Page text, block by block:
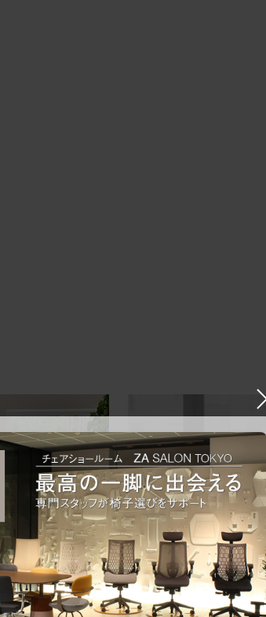
フィスチェア5選
椅子に座っているのに疲
疲れにくいチェアの選び方